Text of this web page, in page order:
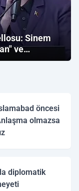
Sinem
ve
öncesi
olmazsa
diplomatik